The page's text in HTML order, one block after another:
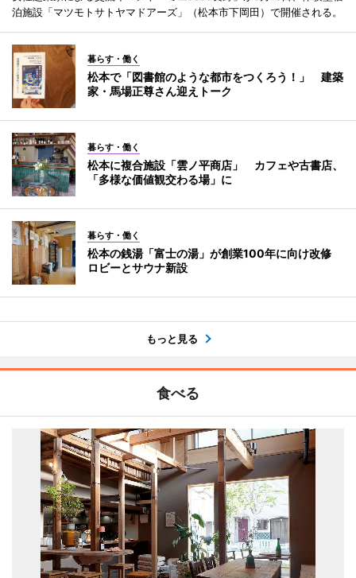
泊施設「マツモトサトヤマドアーズ」（松本市下岡田）で開催される。
暮らす・働く
松本で「図書館のような都市をつくろう！」 建築
家・馬場正尊さん迎えトーク
暮らす・働く
松本に複合施設「雲ノ平商店」 カフェや古書店、
「多様な価値観交わる場」に
暮らす・働く
松本の銭湯「富士の湯」が創業100年に向け改修
ロビーとサウナ新設
もっと見る
食べる